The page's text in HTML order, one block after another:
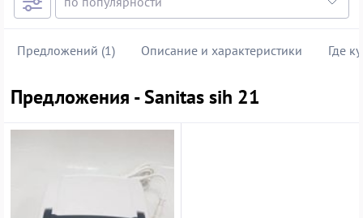
Предложений (1) Описание и характеристики Где
Предложения - Sanitas sih 21